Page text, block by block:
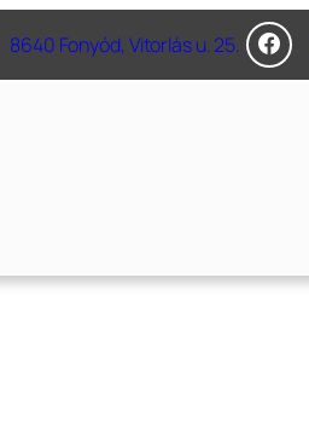
8640 Fonyód, Vitorlás u. 25.